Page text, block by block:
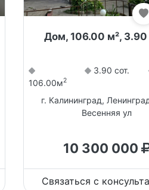
Дом, 106.00 м², 3.90
106.00м2
3.90 сот.
г. Калининград,
Весенняя ул
10 300 000
Связаться с